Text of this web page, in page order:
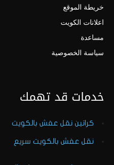
خريطة الموقع
اعلانات الكويت
مساعدة
سياسة الخصوصية
خدمات قد تهمك
كراتين نقل عفش بالكويت
نقل عفش بالكويت سريع